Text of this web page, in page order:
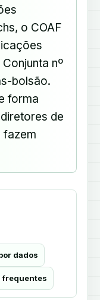
o COAF
nº
bolsão.
forma
de
fazem
dados
frequentes